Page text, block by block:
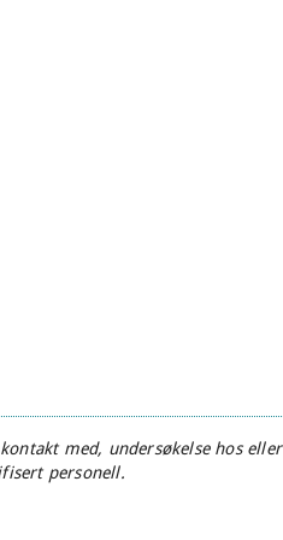
med, undersøkelse hos eller
personell.